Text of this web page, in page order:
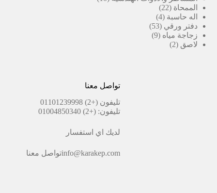
الممحاة 22
22
منتج
اله حاسبة 4
4
منتجات
دفتر ورقي 53
53
منتج
زجاجة مياه 9
9
لاصق 2
2
تواصل معنا
تليفون(+2) 01101239998
تليفون: (+2) 01004850340
لديك اي استفسار
info@karakep.comتواصل معنا